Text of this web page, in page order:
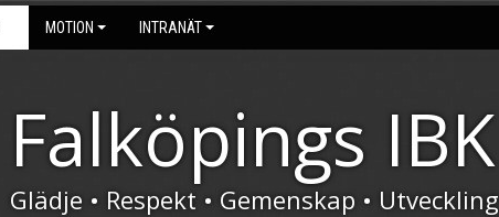
MOTION INTRANÄT
Falköpings IBK
Glädje • Respekt • Gemenskap • Utveckling